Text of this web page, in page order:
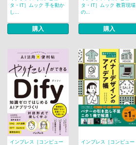
タ・IT］ムック 手を動か
し...
購入
タ・IT］ムック 教育現場
の...
購入
インプレス［コンピュー
インプレス［コンピュー